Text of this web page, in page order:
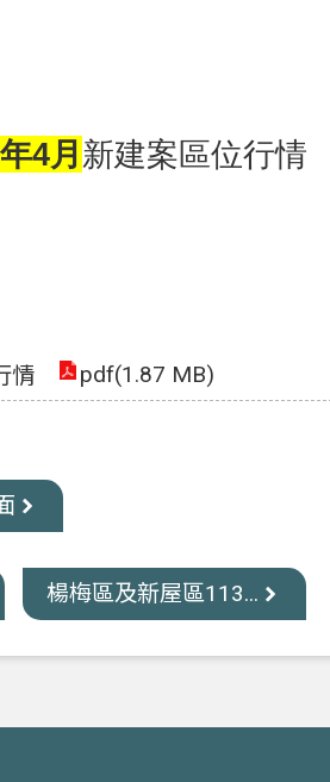
4月 新建案區位行情
情
pdf(1.87 MB)
楊梅區及新屋區113...